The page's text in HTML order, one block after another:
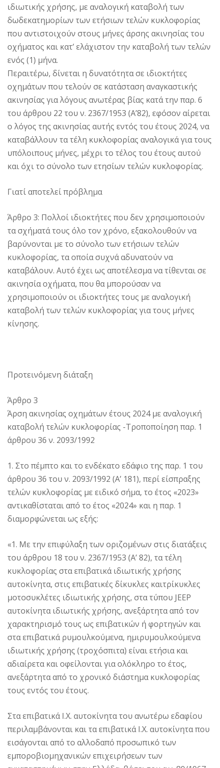
ιδιωτικής χρήσης, με αναλογική καταβολή των
δωδεκατημορίων των ετήσιων τελών κυκλοφορίας
που αντιστοιχούν στους μήνες άρσης ακινησίας του
οχήματος και κατ’ ελάχιστον την καταβολή των τελών
ενός (1) μήνα.
Περαιτέρω, δίνεται η δυνατότητα σε ιδιοκτήτες
οχημάτων που τελούν σε κατάσταση αναγκαστικής
ακινησίας για λόγους ανωτέρας βίας κατά την παρ. 6
του άρθρου 22 του ν. 2367/1953 (Α’82), εφόσον αίρεται
ο λόγος της ακινησίας αυτής εντός του έτους 2024, να
καταβάλλουν τα τέλη κυκλοφορίας αναλογικά για τους
υπόλοιπους μήνες, μέχρι το τέλος του έτους αυτού
και όχι το σύνολο των ετησίων τελών κυκλοφορίας.
Γιατί αποτελεί πρόβλημα
Άρθρο 3: Πολλοί ιδιοκτήτες που δεν χρησιμοποιούν
τα σχήματά τους όλο τον χρόνο, εξακολουθούν να
βαρύνονται με το σύνολο των ετήσιων τελών
κυκλοφορίας, τα οποία συχνά αδυνατούν να
καταβάλουν. Αυτό έχει ως αποτέλεσμα να τίθενται σε
ακινησία οχήματα, που θα μπορούσαν να
χρησιμοποιούν οι ιδιοκτήτες τους με αναλογική
καταβολή των τελών κυκλοφορίας για τους μήνες
κίνησης.
Προτεινόμενη διάταξη
Άρθρο 3
Άρση ακινησίας οχημάτων έτους 2024 με αναλογική
καταβολή τελών κυκλοφορίας -Τροποποίηση παρ. 1
άρθρου 36 ν. 2093/1992
1. Στο πέμπτο και το ενδέκατο εδάφιο της παρ. 1 του
άρθρου 36 του ν. 2093/1992 (Α’ 181), περί είσπραξης
τελών κυκλοφορίας με ειδικό σήμα, το έτος «2023»
αντικαθίσταται από το έτος «2024» και η παρ. 1
διαμορφώνεται ως εξής:
«1. Με την επιφύλαξη των οριζομένων στις διατάξεις
του άρθρου 18 του ν. 2367/1953 (Α’ 82), τα τέλη
κυκλοφορίας στα επιβατικά ιδιωτικής χρήσης
αυτοκίνητα, στις επιβατικές δίκυκλες καιτρίκυκλες
μοτοσυκλέτες ιδιωτικής χρήσης, στα τύπου JEEP
αυτοκίνητα ιδιωτικής χρήσης, ανεξάρτητα από τον
χαρακτηρισμό τους ως επιβατικών ή φορτηγών και
στα επιβατικά ρυμουλκούμενα, ημιρυμουλκούμενα
ιδιωτικής χρήσης (τροχόσπιτα) είναι ετήσια και
αδιαίρετα και οφείλονται για ολόκληρο το έτος,
ανεξάρτητα από το χρονικό διάστημα κυκλοφορίας
τους εντός του έτους.
Στα επιβατικά Ι.Χ. αυτοκίνητα του ανωτέρω εδαφίου
περιλαμβάνονται και τα επιβατικά Ι.Χ. αυτοκίνητα που
εισάγονται από το αλλοδαπό προσωπικό των
εμποροβιομηχανικών επιχειρήσεων των